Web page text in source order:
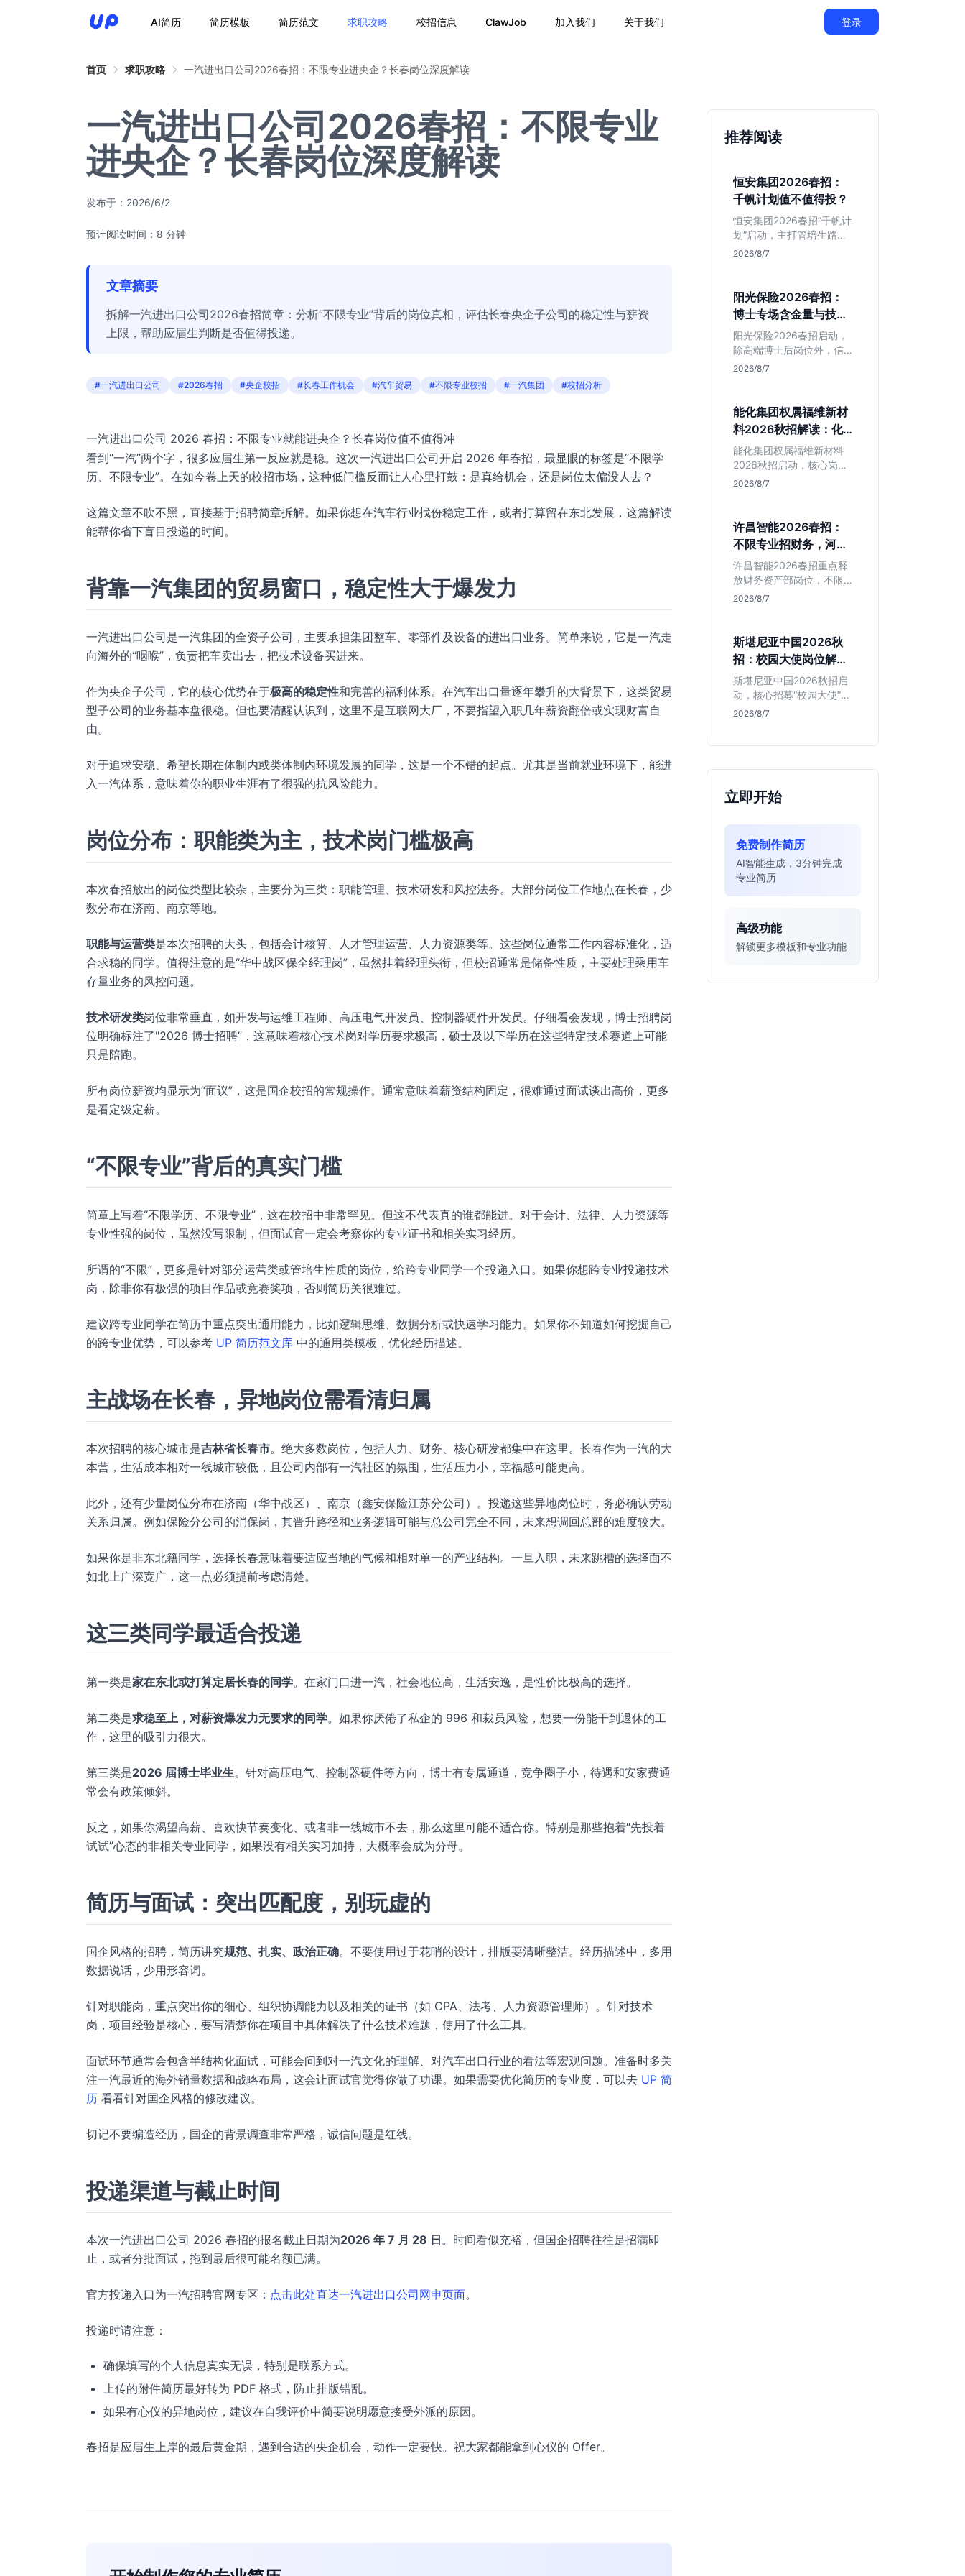
AI简历 简历模板 简历范文 求职攻略 校招信息 ClawJob 加入我们 关于我们 登录
首页 求职攻略 一汽进出口公司2026春招：不限专业进央企？长春岗位深度解读
一汽进出口公司2026春招：不限专业
进央企？长春岗位深度解读
发布于： 2026/6/2
预计阅读时间：8 分钟
文章摘要
拆解一汽进出口公司2026春招简章：分析“不限专业”背后的岗位真相，评估长春央企子公司的稳定性与薪资
上限，帮助应届生判断是否值得投递。
#一汽进出口公司 #2026春招 #央企校招 #长春工作机会 #汽车贸易 #不限专业校招 #一汽集团 #校招分析
一汽进出口公司 2026 春招：不限专业就能进央企？长春岗位值不值得冲
看到“一汽”两个字，很多应届生第一反应就是稳。这次一汽进出口公司开启 2026 年春招，最显眼的标签是“不限学
历、不限专业”。在如今卷上天的校招市场，这种低门槛反而让人心里打鼓：是真给机会，还是岗位太偏没人去？
这篇文章不吹不黑，直接基于招聘简章拆解。如果你想在汽车行业找份稳定工作，或者打算留在东北发展，这篇解读
能帮你省下盲目投递的时间。
背靠一汽集团的贸易窗口，稳定性大于爆发力
一汽进出口公司是一汽集团的全资子公司，主要承担集团整车、零部件及设备的进出口业务。简单来说，它是一汽走
向海外的“咽喉”，负责把车卖出去，把技术设备买进来。
作为央企子公司，它的核心优势在于极高的稳定性和完善的福利体系。在汽车出口量逐年攀升的大背景下，这类贸易
型子公司的业务基本盘很稳。但也要清醒认识到，这里不是互联网大厂，不要指望入职几年薪资翻倍或实现财富自
由。
对于追求安稳、希望长期在体制内或类体制内环境发展的同学，这是一个不错的起点。尤其是当前就业环境下，能进
入一汽体系，意味着你的职业生涯有了很强的抗风险能力。
岗位分布：职能类为主，技术岗门槛极高
本次春招放出的岗位类型比较杂，主要分为三类：职能管理、技术研发和风控法务。大部分岗位工作地点在长春，少
数分布在济南、南京等地。
职能与运营类是本次招聘的大头，包括会计核算、人才管理运营、人力资源类等。这些岗位通常工作内容标准化，适
合求稳的同学。值得注意的是“华中战区保全经理岗”，虽然挂着经理头衔，但校招通常是储备性质，主要处理乘用车
存量业务的风控问题。
技术研发类岗位非常垂直，如开发与运维工程师、高压电气开发员、控制器硬件开发员。仔细看会发现，博士招聘岗
位明确标注了"2026 博士招聘”，这意味着核心技术岗对学历要求极高，硕士及以下学历在这些特定技术赛道上可能
只是陪跑。
所有岗位薪资均显示为“面议”，这是国企校招的常规操作。通常意味着薪资结构固定，很难通过面试谈出高价，更多
是看定级定薪。
“不限专业”背后的真实门槛
简章上写着“不限学历、不限专业”，这在校招中非常罕见。但这不代表真的谁都能进。对于会计、法律、人力资源等
专业性强的岗位，虽然没写限制，但面试官一定会考察你的专业证书和相关实习经历。
所谓的“不限”，更多是针对部分运营类或管培生性质的岗位，给跨专业同学一个投递入口。如果你想跨专业投递技术
岗，除非你有极强的项目作品或竞赛奖项，否则简历关很难过。
建议跨专业同学在简历中重点突出通用能力，比如逻辑思维、数据分析或快速学习能力。如果你不知道如何挖掘自己
的跨专业优势，可以参考 UP 简历范文库 中的通用类模板，优化经历描述。
主战场在长春，异地岗位需看清归属
本次招聘的核心城市是吉林省长春市。绝大多数岗位，包括人力、财务、核心研发都集中在这里。长春作为一汽的大
本营，生活成本相对一线城市较低，且公司内部有一汽社区的氛围，生活压力小，幸福感可能更高。
此外，还有少量岗位分布在济南（华中战区）、南京（鑫安保险江苏分公司）。投递这些异地岗位时，务必确认劳动
关系归属。例如保险分公司的消保岗，其晋升路径和业务逻辑可能与总公司完全不同，未来想调回总部的难度较大。
如果你是非东北籍同学，选择长春意味着要适应当地的气候和相对单一的产业结构。一旦入职，未来跳槽的选择面不
如北上广深宽广，这一点必须提前考虑清楚。
这三类同学最适合投递
第一类是家在东北或打算定居长春的同学。在家门口进一汽，社会地位高，生活安逸，是性价比极高的选择。
第二类是求稳至上，对薪资爆发力无要求的同学。如果你厌倦了私企的 996 和裁员风险，想要一份能干到退休的工
作，这里的吸引力很大。
第三类是2026 届博士毕业生。针对高压电气、控制器硬件等方向，博士有专属通道，竞争圈子小，待遇和安家费通
常会有政策倾斜。
反之，如果你渴望高薪、喜欢快节奏变化、或者非一线城市不去，那么这里可能不适合你。特别是那些抱着“先投着
试试”心态的非相关专业同学，如果没有相关实习加持，大概率会成为分母。
简历与面试：突出匹配度，别玩虚的
国企风格的招聘，简历讲究规范、扎实、政治正确。不要使用过于花哨的设计，排版要清晰整洁。经历描述中，多用
数据说话，少用形容词。
针对职能岗，重点突出你的细心、组织协调能力以及相关的证书（如 CPA、法考、人力资源管理师）。针对技术
岗，项目经验是核心，要写清楚你在项目中具体解决了什么技术难题，使用了什么工具。
面试环节通常会包含半结构化面试，可能会问到对一汽文化的理解、对汽车出口行业的看法等宏观问题。准备时多关
注一汽最近的海外销量数据和战略布局，这会让面试官觉得你做了功课。如果需要优化简历的专业度，可以去 UP 简
历 看看针对国企风格的修改建议。
切记不要编造经历，国企的背景调查非常严格，诚信问题是红线。
投递渠道与截止时间
本次一汽进出口公司 2026 春招的报名截止日期为2026 年 7 月 28 日。时间看似充裕，但国企招聘往往是招满即
止，或者分批面试，拖到最后很可能名额已满。
官方投递入口为一汽招聘官网专区： 点击此处直达一汽进出口公司网申页面。
投递时请注意：
确保填写的个人信息真实无误，特别是联系方式。
上传的附件简历最好转为 PDF 格式，防止排版错乱。
如果有心仪的异地岗位，建议在自我评价中简要说明愿意接受外派的原因。
春招是应届生上岸的最后黄金期，遇到合适的央企机会，动作一定要快。祝大家都能拿到心仪的 Offer。
推荐阅读
恒安集团2026春招：
千帆计划值不值得投？
恒安集团2026春招“千帆计
划”启动，主打管培生路
线。本文解析老牌快消巨
限，帮你判断是否值得投
递。
2026/8/7
阳光保险2026春招：
博士专场含金量与技术
岗捡漏指南
阳光保险2026春招启动，
除高端博士后岗位外，信
息技术部释放大量Java、
技术岗需求与投递价值，
助你快速判断是否值得
投。
2026/8/7
能化集团权属福维新材
料2026秋招解读：化
工材料生必看
能化集团权属福维新材料
2026秋招启动，核心岗位
集中在福建永安。本文解
点限制，助理工科生判断
是否值得投递。
2026/8/7
许昌智能2026春招：
不限专业招财务，河南
本地生值得冲吗？
许昌智能2026春招重点释
放财务资产部岗位，不限
专业。作为河南本地老牌
在本地积累工业场景经验
的应届生。
2026/8/7
斯堪尼亚中国2026秋
招：校园大使岗位解读
与投递指南
斯堪尼亚中国2026秋招启
动，核心招募“校园大使”而
非技术管培生。本文解析
你判断是否值得投递。
2026/8/7
立即开始
免费制作简历
AI智能生成，3分钟完成
专业简历
高级功能
解锁更多模板和专业功能